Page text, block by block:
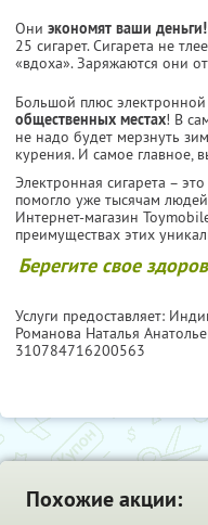
Они экономят ваши деньги!
25 сигарет. Сигарета не
«вдоха». Заряжаются они
Большой плюс электронной
общественных местах! В
не надо будет мерзнуть
курения. И самое главное,
Электронная сигарета –
помогло уже тысячам
Интернет-магазин
преимуществах этих
Берегите свое
Услуги предоставляет:
Романова Наталья
310784716200563
Похожие акции: